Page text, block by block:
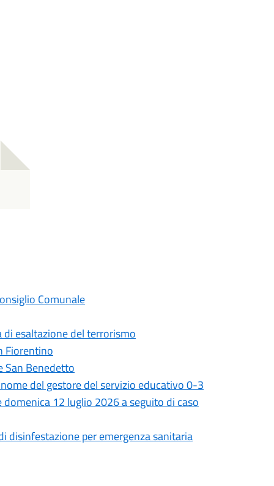
Comunale
esaltazione del terrorismo
Fiorentino
San Benedetto
del gestore del servizio educativo 0-3
12 luglio 2026 a seguito di caso
disinfestazione per emergenza sanitaria